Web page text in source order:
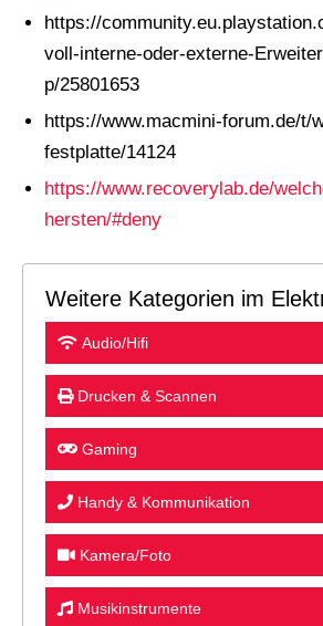
https://
voll-interne-oder-externe-
p/25801653
https://www.macmini-forum.de/t/
festplatte/14124
https://www.recoverylab.de/
hersten/#deny
Weitere Kategorien im
Audio/Hifi
Drucken & Scannen
Gaming
Handy & Kommunikation
Kamera/Foto
Musikinstrumente